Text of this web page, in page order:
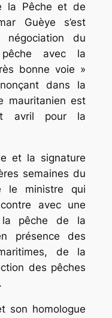
la Pêche et de
Guèye s’est
du
pêche avec la
bonne voie »
dans la
mauritanien est
avril pour la
et la signature
semaines du
le ministre qui
avec une
la pêche de la
présence des
de la
des pêches
son homologue